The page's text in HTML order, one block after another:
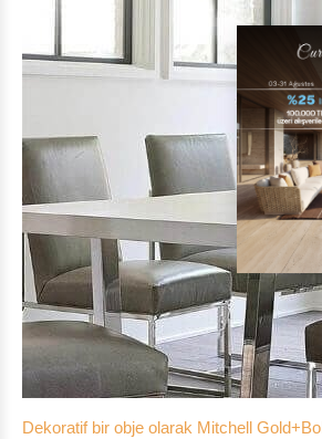
Dekoratif bir obje olarak Mitchell